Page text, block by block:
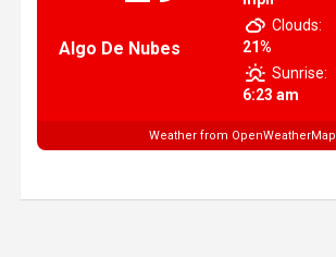
Algo De Nubes
Clouds:
21%
Sunrise:
6:23 am
Weather from OpenWeatherMap